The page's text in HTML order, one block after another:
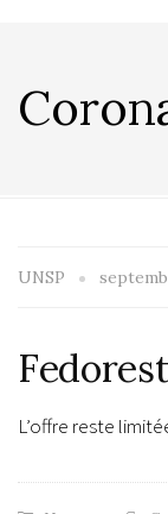
UNSP
L’offre reste